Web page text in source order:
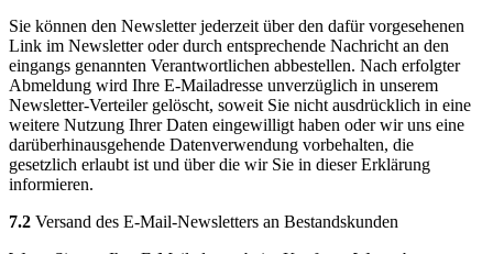
Sie können den Newsletter jederzeit über den dafür vorgesehenen
Link im Newsletter oder durch entsprechende Nachricht an den
eingangs genannten Verantwortlichen abbestellen. Nach erfolgter
Abmeldung wird Ihre E-Mailadresse unverzüglich in unserem
Newsletter-Verteiler gelöscht, soweit Sie nicht ausdrücklich in eine
weitere Nutzung Ihrer Daten eingewilligt haben oder wir uns eine
darüberhinausgehende Datenverwendung vorbehalten, die
gesetzlich erlaubt ist und über die wir Sie in dieser Erklärung
informieren.
7.2 Versand des E-Mail-Newsletters an Bestandskunden